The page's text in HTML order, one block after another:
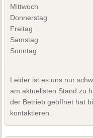
Mittwoch
Donnerstag
Freitag
Samstag
Sonntag
Leider ist es uns nur
am aktuellsten Stand zu
der Betrieb geöffnet hat
kontaktieren.